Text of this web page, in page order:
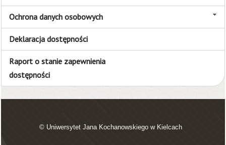
Ochrona danych osobowych
Deklaracja dostępności
Raport o stanie zapewnienia
dostępności
© Uniwersytet Jana Kochanowskiego w Kielcach